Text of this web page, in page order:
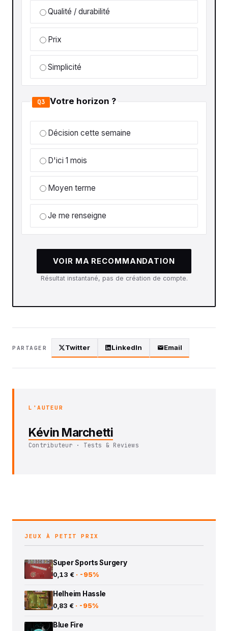
Qualité / durabilité
Prix
Simplicité
Q3 Votre horizon ?
Décision cette semaine
D'ici 1 mois
Moyen terme
Je me renseigne
VOIR MA RECOMMANDATION
Résultat instantané, pas de création de compte.
PARTAGER Twitter LinkedIn Email
L'AUTEUR
Kévin Marchetti
Contributeur · Tests & Reviews
JEUX À PETIT PRIX
Super Sports Surgery
0,13 € · -95%
Helheim Hassle
0,83 € · -95%
Blue Fire